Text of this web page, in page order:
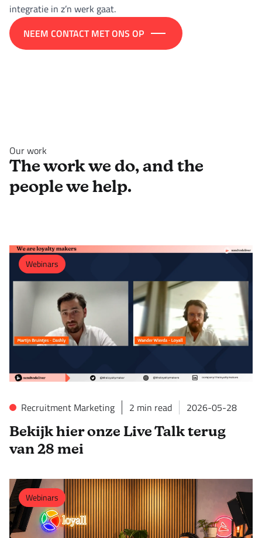
integratie in z’n werk gaat.
NEEM CONTACT MET ONS OP
Our work
The work we do, and the
people we help.
Webinars
Recruitment Marketing 2 min read 2026-05-28
Bekijk hier onze Live Talk terug
van 28 mei
Webinars